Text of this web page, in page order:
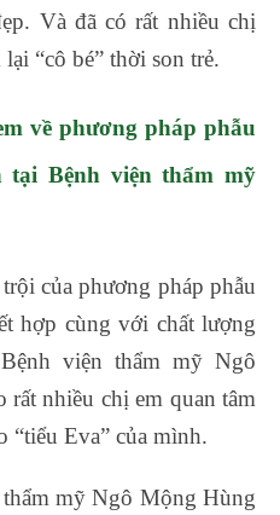
Và đã có rất nhiều chị
“cô bé” thời son trẻ.
về phương pháp phẫu
Bệnh viện thẩm mỹ
của phương pháp phẫu
hợp cùng với chất lượng
viện thẩm mỹ Ngô
nhiều chị em quan tâm
“tiểu Eva” của mình.
mỹ Ngô Mộng Hùng